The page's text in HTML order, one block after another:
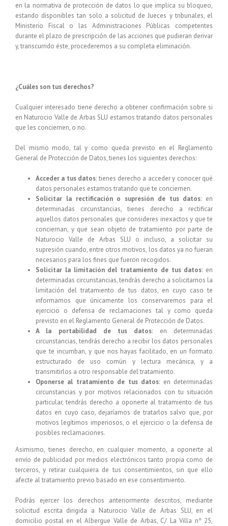
en la normativa de protección de datos lo que implica su bloqueo,
estando disponibles tan solo a solicitud de Jueces y tribunales, el
Ministerio Fiscal o las Administraciones Públicas competentes
durante el plazo de prescripción de las acciones que pudieran derivar
y, transcurrido éste, procederemos a su completa eliminación.
¿Cuáles son tus derechos?
Cualquier interesado tiene derecho a obtener confirmación sobre si
en Naturocio Valle de Arbas SLU estamos tratando datos personales
que les conciernen, o no.
Del mismo modo, tal y como queda previsto en el Reglamento
General de Protección de Datos, tienes los siguientes derechos:
Acceder a tus datos: tienes derecho a acceder y conocer qué
datos personales estamos tratando que te conciernen.
Solicitar la rectificación o supresión de tus datos: en
determinadas circunstancias, tienes derecho a rectificar
aquellos datos personales que consideres inexactos y que te
conciernan, y que sean objeto de tratamiento por parte de
Naturocio Valle de Arbas SLU o incluso, a solicitar su
supresión cuando, entre otros motivos, los datos ya no fueran
necesarios para los fines que fueron recogidos.
Solicitar la limitación del tratamiento de tus datos: en
determinadas circunstancias, tendrás derecho a solicitarnos la
limitación del tratamiento de tus datos, en cuyo caso te
informamos que únicamente los conservaremos para el
ejercicio o defensa de reclamaciones tal y como queda
previsto en el Reglamento General de Protección de Datos.
A la portabilidad de tus datos: en determinadas
circunstancias, tendrás derecho a recibir los datos personales
que te incumban, y que nos hayas facilitado, en un formato
estructurado de uso común y lectura mecánica, y a
transmitirlos a otro responsable del tratamiento.
Oponerse al tratamiento de tus datos: en determinadas
circunstancias y por motivos relacionados con tu situación
particular, tendrás derecho a oponerte al tratamiento de tus
datos en cuyo caso, dejaríamos de tratarlos salvo que, por
motivos legítimos imperiosos, o el ejercicio o la defensa de
posibles reclamaciones.
Asimismo, tienes derecho, en cualquier momento, a oponerte al
envío de publicidad por medios electrónicos tanto propia como de
terceros, y retirar cualquiera de tus consentimientos, sin que ello
afecte al tratamiento previo basado en ese consentimiento.
Podrás ejercer los derechos anteriormente descritos, mediante
solicitud escrita dirigida a Naturocio Valle de Arbas SLU, en el
domicilio postal en el Albergue Valle de Arbas, C/ La Villa nº 25,